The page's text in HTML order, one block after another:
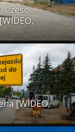
Część
[WIDEO,